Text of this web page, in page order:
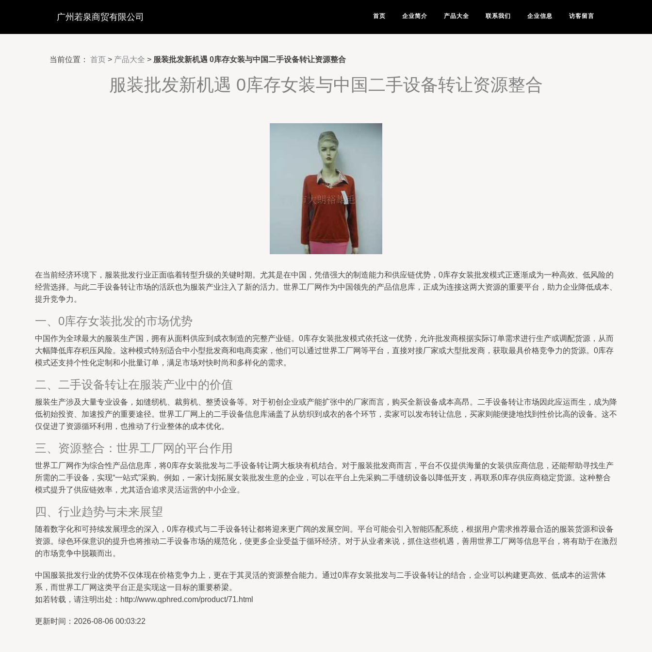
广州若泉商贸有限公司 首页 企业简介 产品大全 联系我们 企业信息 访客留言
当前位置： 首页 > 产品大全 > 服装批发新机遇 0库存女装与中国二手设备转让资源整合
服装批发新机遇 0库存女装与中国二手设备转让资源整合
在当前经济环境下，服装批发行业正面临着转型升级的关键时期。尤其是在中国，凭借强大的制造能力和供应链优势，0库存女装批发模式正逐渐成为一种高效、低风险的
经营选择。与此二手设备转让市场的活跃也为服装产业注入了新的活力。世界工厂网作为中国领先的产品信息库，正成为连接这两大资源的重要平台，助力企业降低成本、
提升竞争力。
一、0库存女装批发的市场优势
中国作为全球最大的服装生产国，拥有从面料供应到成衣制造的完整产业链。0库存女装批发模式依托这一优势，允许批发商根据实际订单需求进行生产或调配货源，从而
大幅降低库存积压风险。这种模式特别适合中小型批发商和电商卖家，他们可以通过世界工厂网等平台，直接对接厂家或大型批发商，获取最具价格竞争力的货源。0库存
模式还支持个性化定制和小批量订单，满足市场对快时尚和多样化的需求。
二、二手设备转让在服装产业中的价值
服装生产涉及大量专业设备，如缝纫机、裁剪机、整烫设备等。对于初创企业或产能扩张中的厂家而言，购买全新设备成本高昂。二手设备转让市场因此应运而生，成为降
低初始投资、加速投产的重要途径。世界工厂网上的二手设备信息库涵盖了从纺织到成衣的各个环节，卖家可以发布转让信息，买家则能便捷地找到性价比高的设备。这不
仅促进了资源循环利用，也推动了行业整体的成本优化。
三、资源整合：世界工厂网的平台作用
世界工厂网作为综合性产品信息库，将0库存女装批发与二手设备转让两大板块有机结合。对于服装批发商而言，平台不仅提供海量的女装供应商信息，还能帮助寻找生产
所需的二手设备，实现“一站式”采购。例如，一家计划拓展女装批发生意的企业，可以在平台上先采购二手缝纫设备以降低开支，再联系0库存供应商稳定货源。这种整合
模式提升了供应链效率，尤其适合追求灵活运营的中小企业。
四、行业趋势与未来展望
随着数字化和可持续发展理念的深入，0库存模式与二手设备转让都将迎来更广阔的发展空间。平台可能会引入智能匹配系统，根据用户需求推荐最合适的服装货源和设备
资源。绿色环保意识的提升也将推动二手设备市场的规范化，使更多企业受益于循环经济。对于从业者来说，抓住这些机遇，善用世界工厂网等信息平台，将有助于在激烈
的市场竞争中脱颖而出。
中国服装批发行业的优势不仅体现在价格竞争力上，更在于其灵活的资源整合能力。通过0库存女装批发与二手设备转让的结合，企业可以构建更高效、低成本的运营体
系，而世界工厂网这类平台正是实现这一目标的重要桥梁。
如若转载，请注明出处：http://www.qphred.com/product/71.html
更新时间：2026-08-06 00:03:22